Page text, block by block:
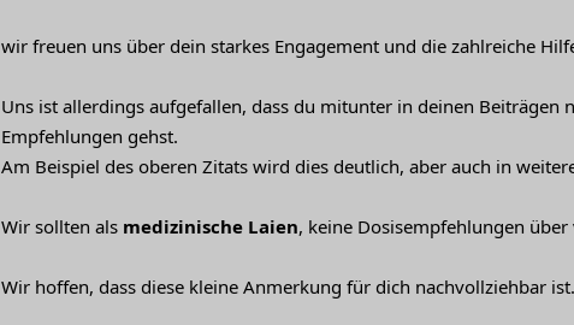
wir freuen uns über dein starkes Engagement und die zahlreiche
Uns ist allerdings aufgefallen, dass du mitunter in deinen Beiträgen
Empfehlungen gehst.
Am Beispiel des oberen Zitats wird dies deutlich, aber auch in
Wir sollten als medizinische Laien, keine Dosisempfehlungen
Wir hoffen, dass diese kleine Anmerkung für dich nachvollziehbar ist.